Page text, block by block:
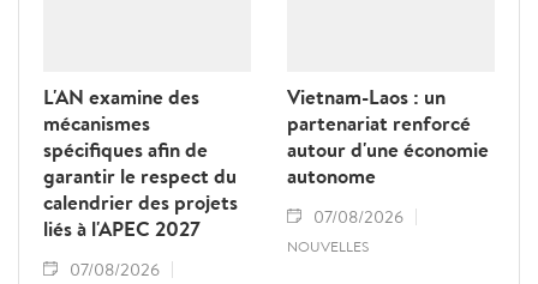
L'AN examine des
mécanismes
spécifiques afin de
garantir le respect du
calendrier des projets
liés à l'APEC 2027
07/08/2026
Vietnam-Laos : un
partenariat renforcé
autour d'une économie
autonome
07/08/2026
NOUVELLES